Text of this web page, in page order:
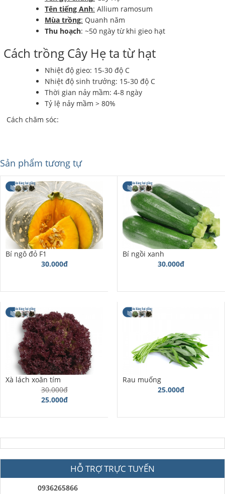
Tên tiếng Anh: Allium ramosum
Mùa trồng: Quanh năm
Thu hoạch: ~50 ngày từ khi gieo hạt
Cách trồng Cây Hẹ ta từ hạt
Nhiệt độ gieo: 15-30 độ C
Nhiệt độ sinh trưởng: 15-30 độ C
Thời gian nảy mầm: 4-8 ngày
Tỷ lệ nảy mầm > 80%
Cách chăm sóc:
Sản phẩm tương tự
Bí ngô đỏ F1
30.000đ
Bí ngồi xanh
30.000đ
Xà lách xoăn tím
30.000đ
25.000đ
Rau muống
25.000đ
HỖ TRỢ TRỰC TUYẾN
0936265866